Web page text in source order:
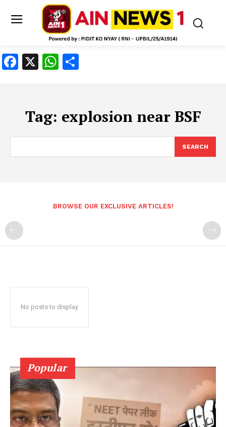
Facebook
X WhatsApp
Tag: explosion near BSF
SEARCH
BROWSE OUR EXCLUSIVE ARTICLES!
No posts to display
Popular